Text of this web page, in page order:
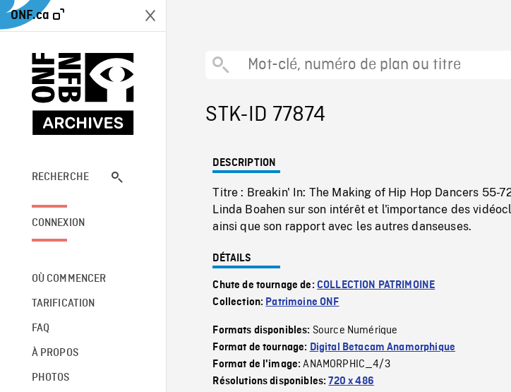
ONF.ca
RECHERCHE
CONNEXION
OÙ COMMENCER
TARIFICATION
FAQ
À PROPOS
PHOTOS
STK-ID 77874
DESCRIPTION
Titre : Breakin' In: The Making of Hip Hop Dancers 55-
Linda Boahen sur son intérêt et l'importance des
ainsi que son rapport avec les autres danseuses.
DÉTAILS
Chute de tournage de: COLLECTION PATRIMOINE
Collection: Patrimoine ONF
Formats disponibles: Source Numérique
Format de tournage: Digital Betacam Anamorphique
Format de l'image:ANAMORPHIC_4/3
Résolutions disponibles:720 x 486